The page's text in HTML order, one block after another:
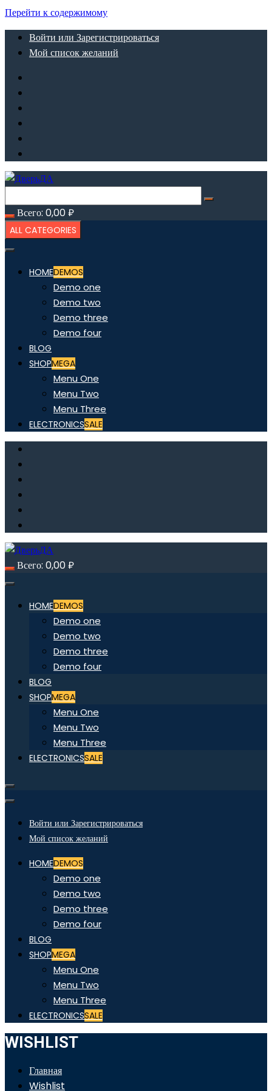
Перейти к содержимому
Войти или Зарегистрироваться
Мой список желаний
Всего: 0,00₽
ALL CATEGORIES
HOMEDEMOS
Demo one
Demo two
Demo three
Demo four
BLOG
SHOPMEGA
Menu One
Menu Two
Menu Three
ELECTRONICSSALE
Всего: 0,00₽
HOMEDEMOS
Demo one
Demo two
Demo three
Demo four
BLOG
SHOPMEGA
Menu One
Menu Two
Menu Three
ELECTRONICSSALE
Войти или Зарегистрироваться
Мой список желаний
HOMEDEMOS
Demo one
Demo two
Demo three
Demo four
BLOG
SHOPMEGA
Menu One
Menu Two
Menu Three
ELECTRONICSSALE
WISHLIST
Главная
Wishlist